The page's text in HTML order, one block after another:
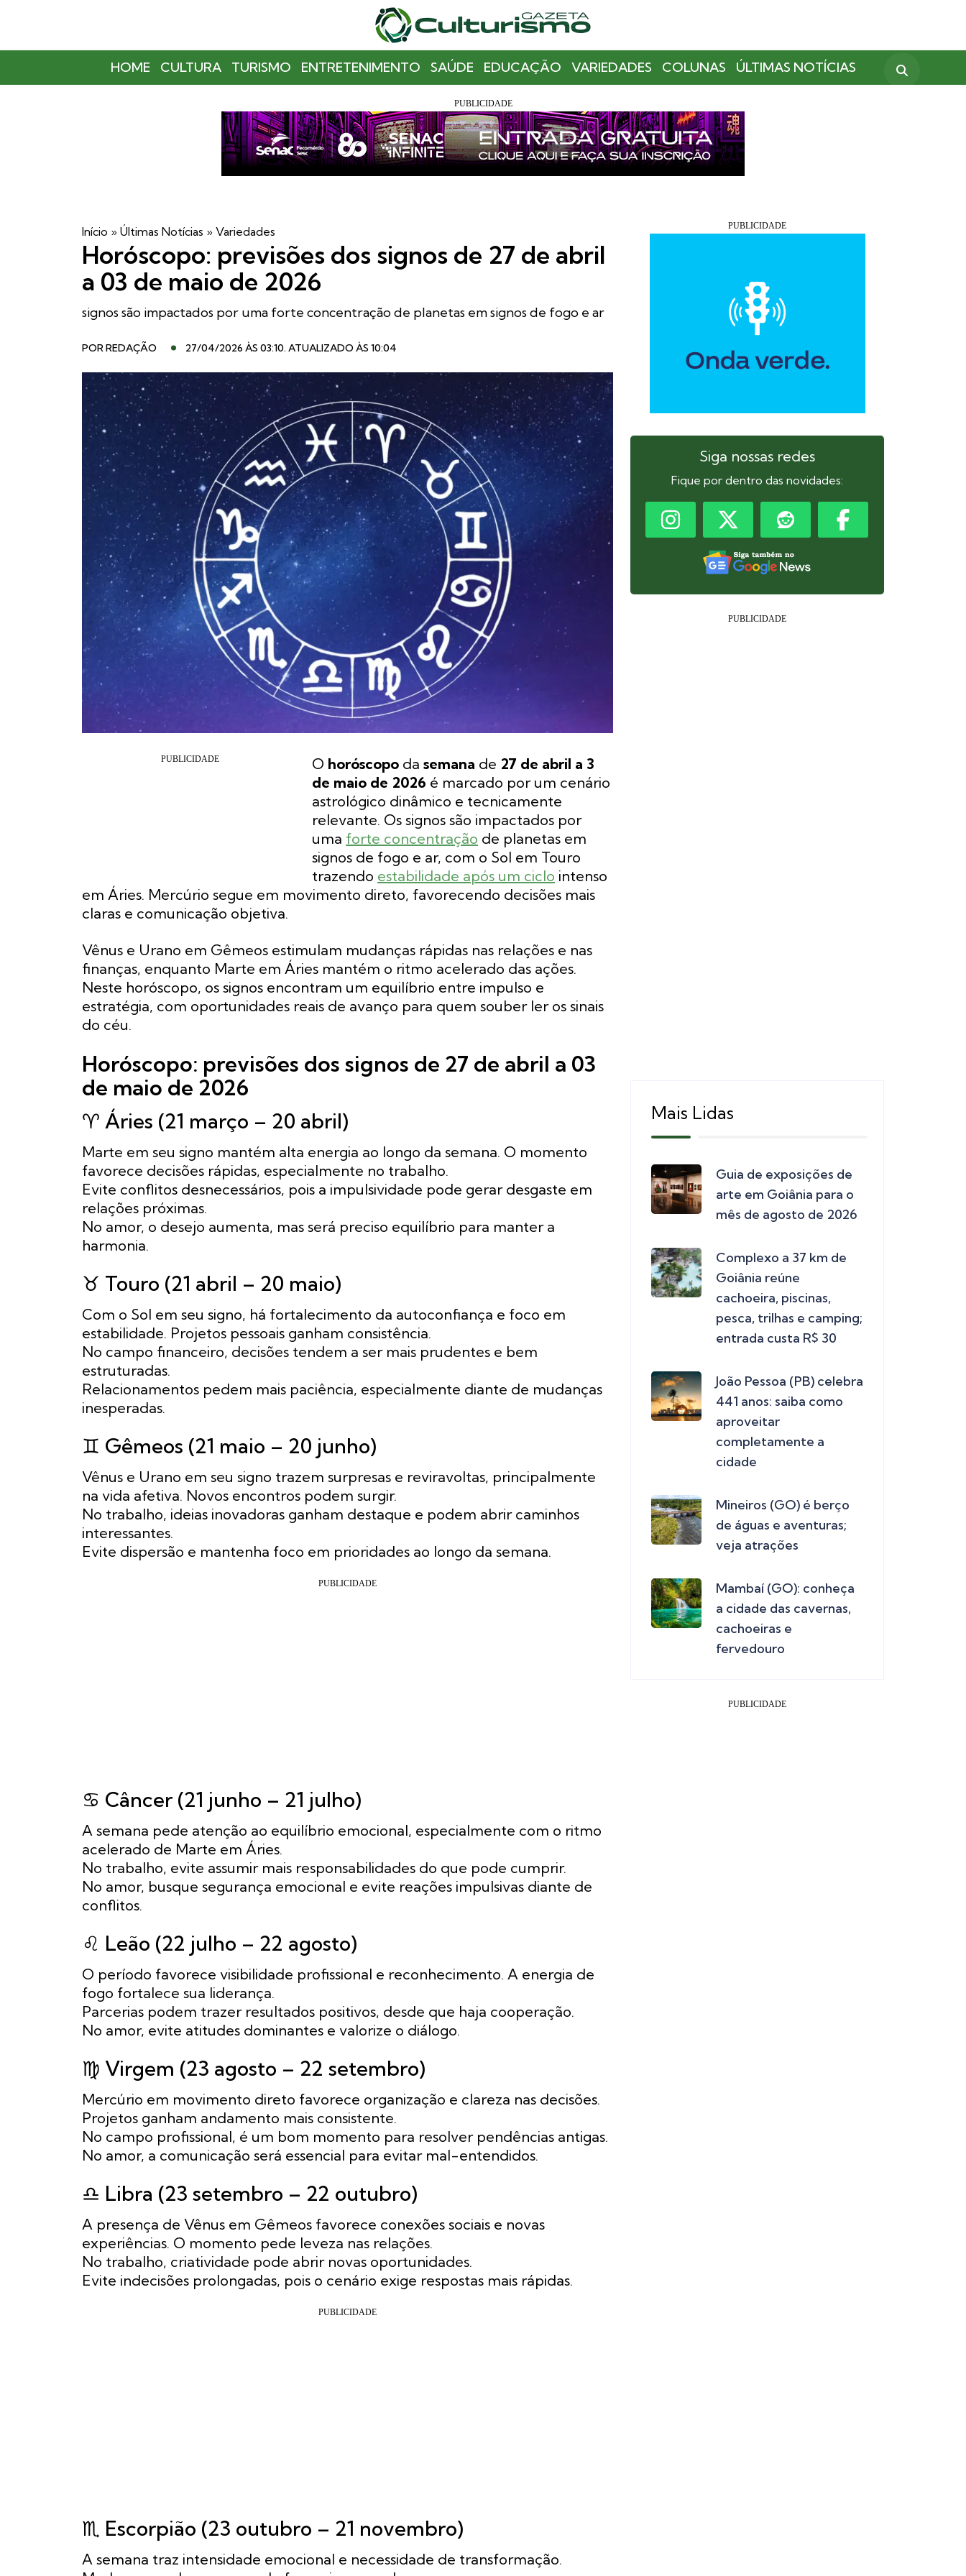
HOME CULTURA TURISMO ENTRETENIMENTO SAÚDE EDUCAÇÃO VARIEDADES COLUNAS ÚLTIMAS NOTÍCIAS
Início » Últimas Notícias » Variedades
Horóscopo: previsões dos signos de 27 de abril
a 03 de maio de 2026
signos são impactados por uma forte concentração de planetas em signos de fogo e ar
PORREDAÇÃO 27/04/2026 ÀS 03:10. ATUALIZADO ÀS 10:04
O horóscopo da semana de 27 de abril a 3
de maio de 2026 é marcado por um cenário
astrológico dinâmico e tecnicamente
relevante. Os signos são impactados por
uma forte concentração de planetas em
signos de fogo e ar, com o Sol em Touro
trazendo estabilidade após um ciclo intenso
em Áries. Mercúrio segue em movimento direto, favorecendo decisões mais
claras e comunicação objetiva.
Vênus e Urano em Gêmeos estimulam mudanças rápidas nas relações e nas
finanças, enquanto Marte em Áries mantém o ritmo acelerado das ações.
Neste horóscopo, os signos encontram um equilíbrio entre impulso e
estratégia, com oportunidades reais de avanço para quem souber ler os sinais
do céu.
Horóscopo: previsões dos signos de 27 de abril a 03
de maio de 2026
♈ Áries (21 março – 20 abril)
Marte em seu signo mantém alta energia ao longo da semana. O momento
favorece decisões rápidas, especialmente no trabalho.
Evite conflitos desnecessários, pois a impulsividade pode gerar desgaste em
relações próximas.
No amor, o desejo aumenta, mas será preciso equilíbrio para manter a
harmonia.
♉ Touro (21 abril – 20 maio)
Com o Sol em seu signo, há fortalecimento da autoconfiança e foco em
estabilidade. Projetos pessoais ganham consistência.
No campo financeiro, decisões tendem a ser mais prudentes e bem
estruturadas.
Relacionamentos pedem mais paciência, especialmente diante de mudanças
inesperadas.
♊ Gêmeos (21 maio – 20 junho)
Vênus e Urano em seu signo trazem surpresas e reviravoltas, principalmente
na vida afetiva. Novos encontros podem surgir.
No trabalho, ideias inovadoras ganham destaque e podem abrir caminhos
interessantes.
Evite dispersão e mantenha foco em prioridades ao longo da semana.
♋ Câncer (21 junho – 21 julho)
A semana pede atenção ao equilíbrio emocional, especialmente com o ritmo
acelerado de Marte em Áries.
No trabalho, evite assumir mais responsabilidades do que pode cumprir.
No amor, busque segurança emocional e evite reações impulsivas diante de
conflitos.
♌ Leão (22 julho – 22 agosto)
O período favorece visibilidade profissional e reconhecimento. A energia de
fogo fortalece sua liderança.
Parcerias podem trazer resultados positivos, desde que haja cooperação.
No amor, evite atitudes dominantes e valorize o diálogo.
♍ Virgem (23 agosto – 22 setembro)
Mercúrio em movimento direto favorece organização e clareza nas decisões.
Projetos ganham andamento mais consistente.
No campo profissional, é um bom momento para resolver pendências antigas.
No amor, a comunicação será essencial para evitar mal-entendidos.
♎ Libra (23 setembro – 22 outubro)
A presença de Vênus em Gêmeos favorece conexões sociais e novas
experiências. O momento pede leveza nas relações.
No trabalho, criatividade pode abrir novas oportunidades.
Evite indecisões prolongadas, pois o cenário exige respostas mais rápidas.
♏ Escorpião (23 outubro – 21 novembro)
A semana traz intensidade emocional e necessidade de transformação.
Siga nossas redes
Fique por dentro das novidades:
Mais Lidas
Guia de exposições de
arte em Goiânia para o
mês de agosto de 2026
Complexo a 37 km de
Goiânia reúne
cachoeira, piscinas,
pesca, trilhas e camping;
entrada custa R$ 30
João Pessoa (PB) celebra
441 anos: saiba como
aproveitar
completamente a
cidade
Mineiros (GO) é berço
de águas e aventuras;
veja atrações
Mambaí (GO): conheça
a cidade das cavernas,
cachoeiras e
fervedouro